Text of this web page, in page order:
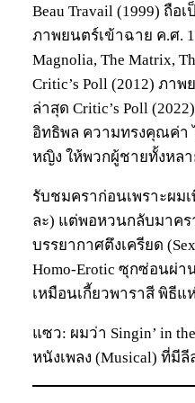
Beau Travail (1999) ถื
ภาพยนตร์เข้าฉาย ค.ศ.
Magnolia, The Matrix,
Critic’s Poll (2012) ภา
ล่าสุด Critic’s Poll
อิทธิพล ความทรงคุณค่า
หญิง ให้พวกผู้ชายทั้งหล
รับชมคราก่อนเพราะผมเ
ละ) แต่พอหวนกลับมาคร
บรรยากาศตึงเครียด
Homo-Erotic ซุกซ่อนผ่า
เหมือนเกี้ยวพาราสี พิธีแ
แซว: ผมว่า Singin’ in
หนังเพลง (Musical) ที่มี